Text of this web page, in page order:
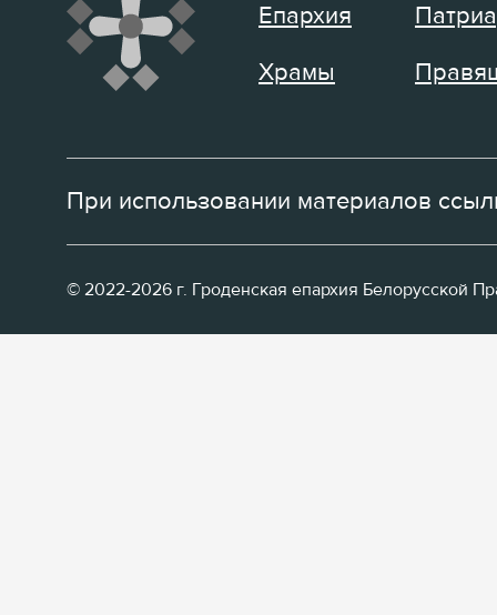
Епархия
Храмы
При использовании материалов
© 2022-2026 г. Гроденская епархия Белорусской